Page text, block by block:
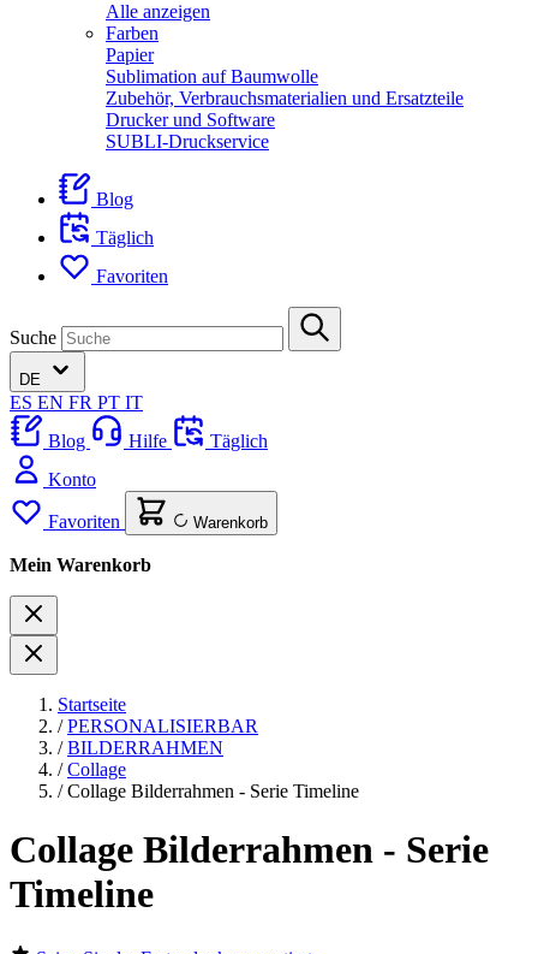
Alle anzeigen
Farben
Papier
Sublimation auf Baumwolle
Zubehör, Verbrauchsmaterialien und Ersatzteile
Drucker und Software
SUBLI-Druckservice
Blog
Täglich
Favoriten
Suche
DE
ES EN FR PT IT
Blog
Hilfe
Täglich
Konto
Favoriten Warenkorb
Mein Warenkorb
Startseite
/ PERSONALISIERBAR
/ BILDERRAHMEN
/ Collage
/ Collage Bilderrahmen - Serie Timeline
Collage Bilderrahmen - Serie
Timeline